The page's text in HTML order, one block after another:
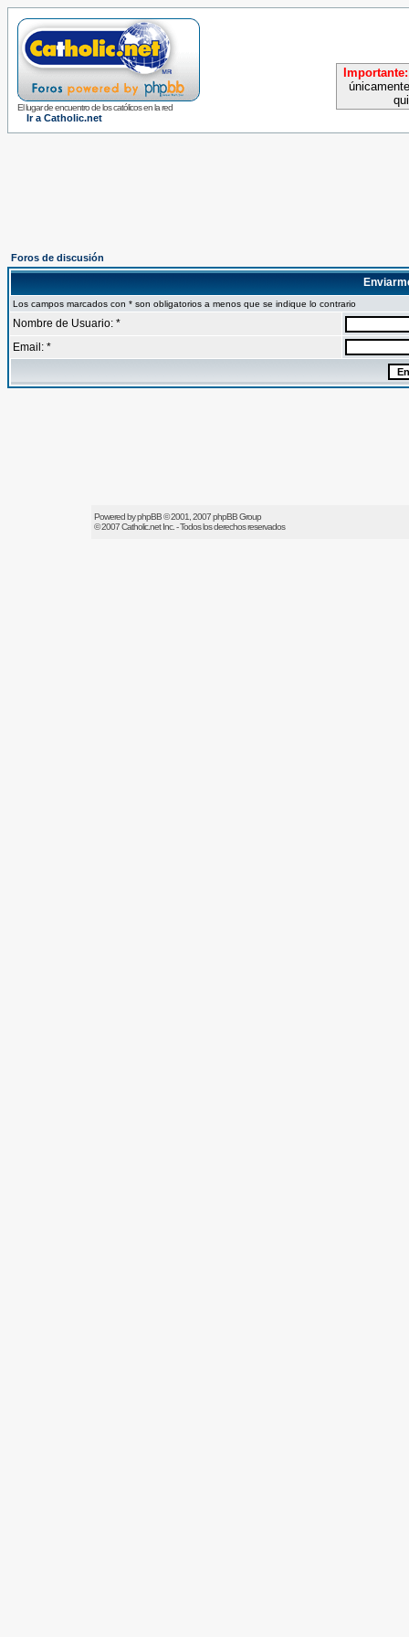
El lugar de encuentro de los católicos en la red
Ir a Catholic.net
Importante:
Foros de discusión
Los campos marcados con * son obligatorios a menos que se indique lo contrario
Nombre de Usuario: *
Email: *
Powered byphpBB© 2001, 2007 phpBB Group
© 2007Catholic.netInc. - Todos los derechos reservados